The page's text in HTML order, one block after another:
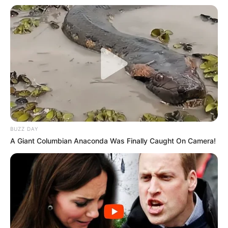
Conteúdo relacionado:
Disponibilizamos um ótimo Projeto de Lei para garantir o
BUZZ DAY
A Giant Columbian Anaconda Was Finally Caught On Camera!